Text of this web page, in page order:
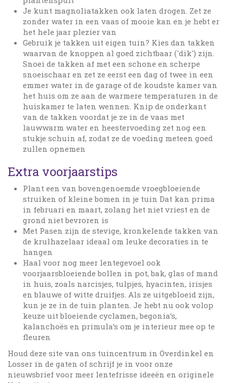
Je kunt magnoliatakken ook laten drogen. Zet ze
zonder water in een vaas of mooie kan en je hebt er
het hele jaar plezier van
Gebruik je takken uit eigen tuin? Kies dan takken
waarvan de knoppen al goed zichtbaar ('dik') zijn.
Snoei de takken af met een schone en scherpe
snoeischaar en zet ze eerst een dag of twee in een
emmer water in de garage of de koudste kamer van
het huis om ze aan de warmere temperaturen in de
huiskamer te laten wennen. Knip de onderkant
van de takken voordat je ze in de vaas met
lauwwarm water en heestervoeding zet nog een
stukje schuin af, zodat ze de voeding meteen goed
zullen opnemen
Extra voorjaarstips
Plant een van bovengenoemde vroegbloeiende
struiken of kleine bomen in je tuin Dat kan prima
in februari en maart, zolang het niet vriest en de
grond niet bevroren is
Met Pasen zijn de stevige, kronkelende takken van
de krulhazelaar ideaal om leuke decoraties in te
hangen
Haal voor nog meer lentegevoel ook
voorjaarsbloeiende bollen in pot, bak, glas of mand
in huis, zoals narcisjes, tulpjes, hyacinten, irisjes
en blauwe of witte druifjes. Als ze uitgebloeid zijn,
kun je ze in de tuin planten. Je hebt nu ook volop
keuze uit bloeiende cyclamen, begonia’s,
kalanchoës en primula’s om je interieur mee op te
fleuren
Houd deze site van ons tuincentrum in Overdinkel en
Losser in de gaten of schrijf je in voor onze
nieuwsbrief voor meer lentefrisse ideeën en originele